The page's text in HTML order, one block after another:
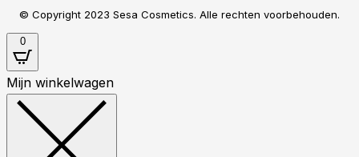
© Copyright 2023 Sesa Cosmetics. Alle rechten voorbehouden.
0
Mijn winkelwagen